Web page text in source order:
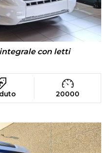
con letti
20000